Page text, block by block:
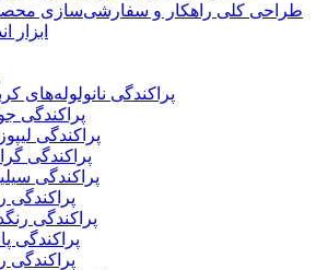
طراحی کلی راهکار و سفارشی‌سازی
ابزار
پراکندگی نانولوله‌های
پراکندگی
پراکندگی
پراکندگی
پراکندگی
پراکندگی
پراکندگی
پراکندگی
پراکندگی